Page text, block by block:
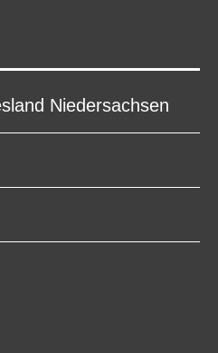
Niedersachsen